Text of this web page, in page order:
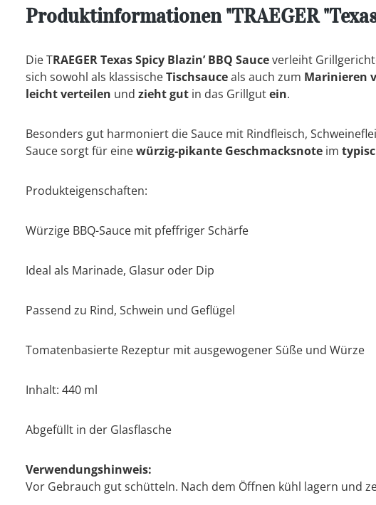
Produktinformationen "TRAEGER
Die TRAEGER Texas Spicy Blazin’ BBQ Sauceverleiht
sich sowohl als klassischeTischsauceals auch zum Marinieren
leicht verteilen und zieht gut in das Grillgutein.
Besonders gut harmoniert die Sauce mit Rindfleisch,
Sauce sorgt für einewürzig-pikante Geschmacksnote im
Produkteigenschaften:
Würzige BBQ-Sauce mit pfeffriger Schärfe
Ideal als Marinade, Glasur oder Dip
Passend zu Rind, Schwein und Geflügel
Tomatenbasierte Rezeptur mit ausgewogener Süße und Würze
Inhalt: 440 ml
Abgefüllt in der Glasflasche
Verwendungshinweis:
Vor Gebrauch gut schütteln. Nach dem Öffnen kühl lagern und